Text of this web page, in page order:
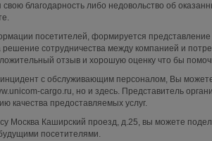
благодарность либо недовольство об
посетителей, формируется
сотрудничества между компанией и
отзыв и хорошую оценку что бы
с обслуживающим персоналом, Вы
cargo.ru, но и здесь. Представитель
качества предоставляемых услуг.
Москва Каширский проезд, д.25, вы можете
посетителями.